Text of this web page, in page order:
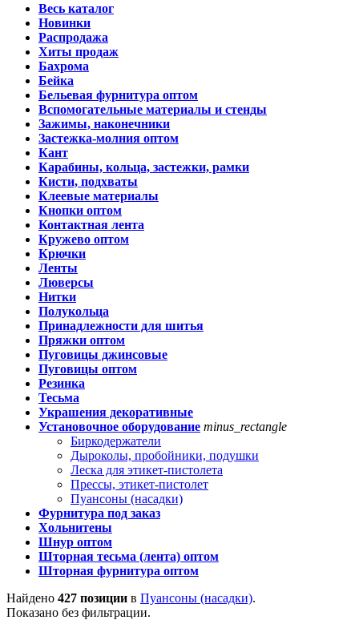
Весь каталог
Новинки
Распродажа
Хиты продаж
Бахрома
Бейка
Бельевая фурнитура оптом
Вспомогательные материалы и стенды
Зажимы, наконечники
Застежка-молния оптом
Кант
Карабины, кольца, застежки, рамки
Кисти, подхваты
Клеевые материалы
Кнопки оптом
Контактная лента
Кружево оптом
Крючки
Ленты
Люверсы
Нитки
Полукольца
Принадлежности для шитья
Пряжки оптом
Пуговицы джинсовые
Пуговицы оптом
Резинка
Тесьма
Украшения декоративные
Установочное оборудование minus_rectangle
Биркодержатели
Дыроколы, пробойники, подушки
Леска для этикет-пистолета
Прессы, этикет-пистолет
Пуансоны (насадки)
Фурнитура под заказ
Хольнитены
Шнур оптом
Шторная тесьма (лента) оптом
Шторная фурнитура оптом
Найдено 427 позиции в Пуансоны (насадки).
Показано без фильтрации.